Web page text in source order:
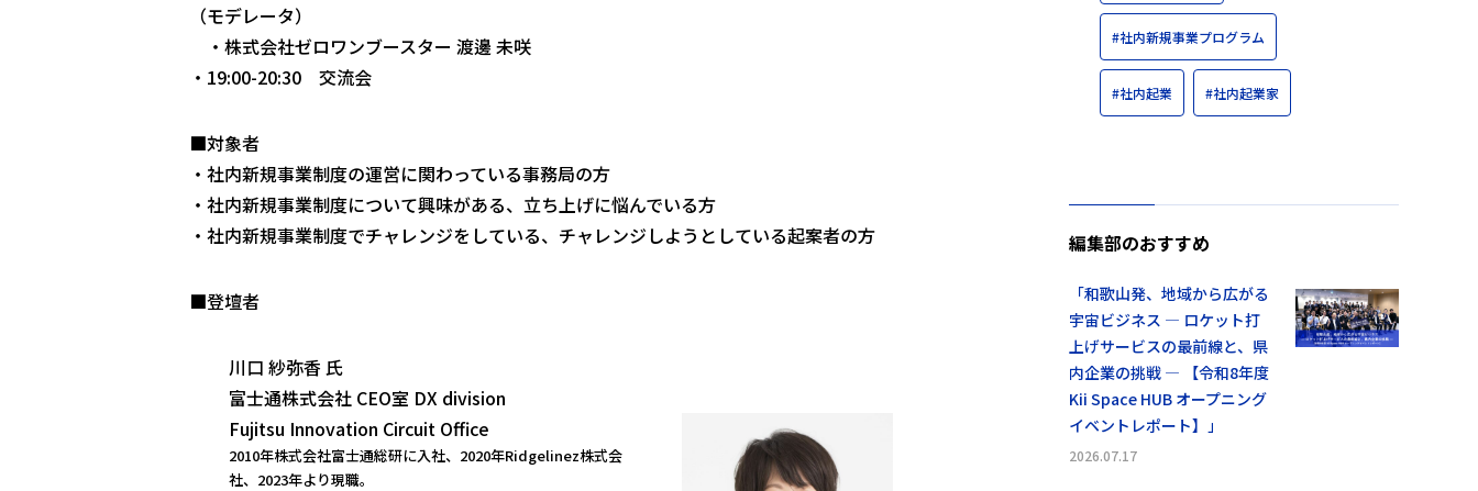
（モデレータ）
・株式会社ゼロワンブースター 渡邊 未咲
・19:00-20:30 交流会
■対象者
・社内新規事業制度の運営に関わっている事務局の方
・社内新規事業制度について興味がある、立ち上げに悩んでいる方
・社内新規事業制度でチャレンジをしている、チャレンジしようとしている起案者の方
■登壇者
川口 紗弥香 氏
富士通株式会社 CEO室 DX division
Fujitsu Innovation Circuit Office
2010年株式会社富士通総研に入社、2020年Ridgelinez株式会
社、2023年より現職。
#社内新規事業プログラム
#社内起業 #社内起業家
編集部のおすすめ
「和歌山発、地域から広がる
宇宙ビジネス ― ロケット打
上げサービスの最前線と、県
内企業の挑戦 ― 【令和8年度
Kii Space HUB オープニング
イベントレポート】」
2026.07.17